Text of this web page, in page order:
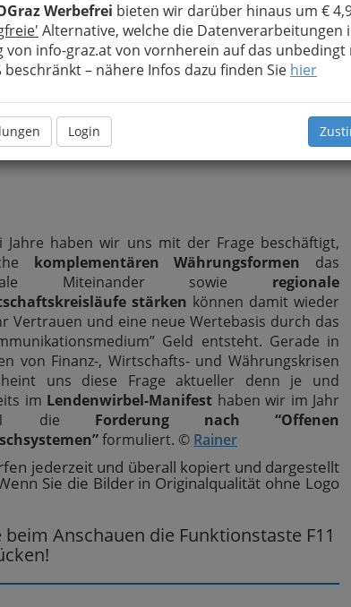
Werbefrei bieten wir darüber hinaus um €
Alternative, welche die Datenverarbeitungen
von info-graz.at von vornherein auf das
beschränkt – nähere Infos dazu finden Sie hier
Login
11.5.2012 - 001
Jahre haben wir uns mit der Frage beschäftigt,
komplementären Währungsformen das
Miteinander sowie regionale
stärken können damit wieder
Vertrauen und eine neue Wertebasis durch das
Geld entsteht. Gerade in
von Finanz-, Wirtschafts- und Währungskrisen
uns diese Frage aktueller denn je und
im Lendenwirbel-Manifest haben wir im Jahr
die Forderung nach “Offenen
formuliert. © Rainer
jederzeit und überall kopiert und dargestellt
Sie die Bilder in Originalqualität ohne Logo
Anschauen die Funktionstaste F11